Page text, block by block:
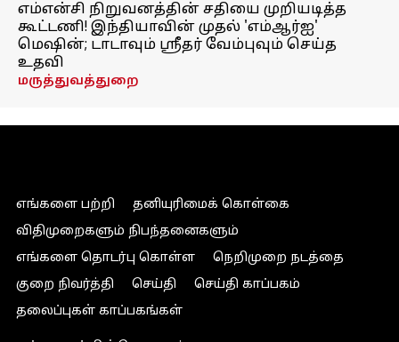
எம்என்சி நிறுவனத்தின் சதியை முறியடித்த
கூட்டணி! இந்தியாவின் முதல் 'எம்ஆர்ஐ'
மெஷின்; டாடாவும் ஸ்ரீதர் வேம்புவும் செய்த
உதவி
மருத்துவத்துறை
எங்களை பற்றி
தனியுரிமைக் கொள்கை
விதிமுறைகளும் நிபந்தனைகளும்
எங்களை தொடர்பு கொள்ள
நெறிமுறை நடத்தை
குறை நிவர்த்தி
செய்தி
செய்தி காப்பகம்
தலைப்புகள் காப்பகங்கள்